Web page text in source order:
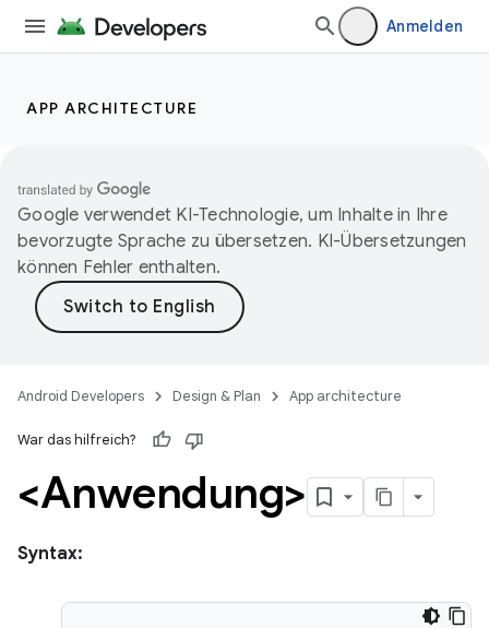
Anmelden
APP ARCHITECTURE
Google verwendet KI-Technologie, um Inhalte in Ihre
bevorzugte Sprache zu übersetzen. KI-Übersetzungen
können Fehler enthalten.
Android Developers Design & Plan App architecture
War das hilfreich?
<Anwendung>
Syntax: